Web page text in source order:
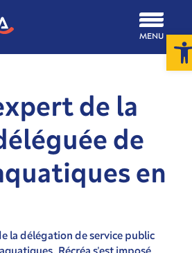
MENU
de la
de
en
la délégation de service public
Récréa s'est imposé